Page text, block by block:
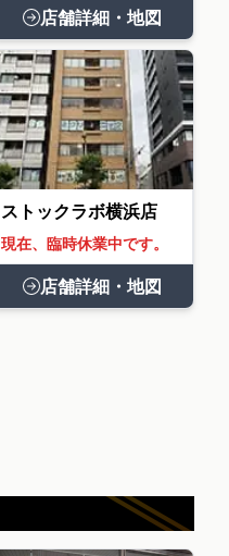
店舗詳細・地図
ストックラボ横浜店
現在、臨時休業中です。
店舗詳細・地図